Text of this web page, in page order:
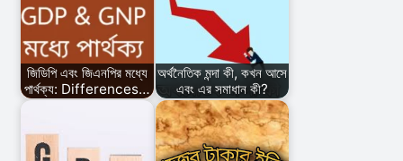
জিডিপি এবং জিএনপির মধ্যে
পার্থক্য: Differences…
অর্থনৈতিক মন্দা কী, কখন আসে
এবং এর সমাধান কী?